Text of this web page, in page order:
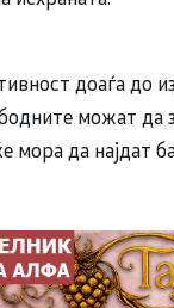
доаѓа до
можат да
мора да најдат